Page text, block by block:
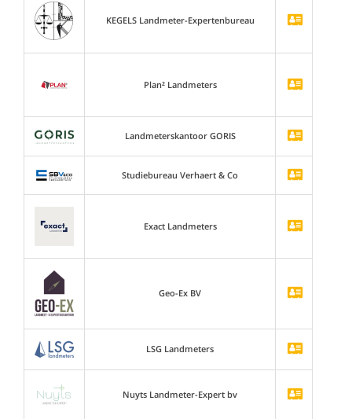
KEGELS Landmeter-Expertenbureau
Plan² Landmeters
Landmeterskantoor GORIS
Studiebureau Verhaert & Co
Exact Landmeters
Geo-Ex BV
LSG Landmeters
Nuyts Landmeter-Expert bv